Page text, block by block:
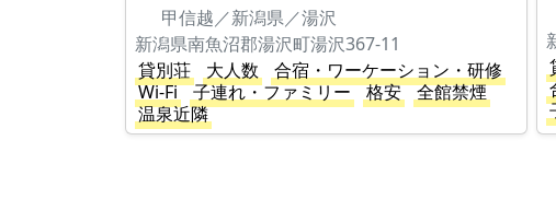
甲信越／新潟県／湯沢
新潟県南魚沼郡湯沢町湯沢367-11
貸別荘
大人数
合宿・ワーケーション・研修
Wi-Fi
子連れ・ファミリー 格安
全館禁煙
温泉近隣